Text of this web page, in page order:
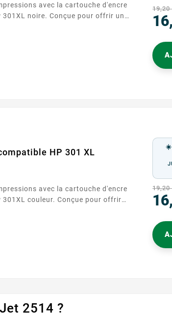
avec la cartouche d'encre
301XL noire. Conçue pour offrir une
exceptionnelle, cette
pour tous vos besoins
s'agisse de documents
19,20
HP 301 XL
avec la cartouche d'encre
301XL couleur. Conçue pour offrir
exceptionnelle, cette
pour tous vos besoins
s'agisse de documents
☀️
19,20
2514 ?